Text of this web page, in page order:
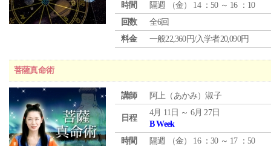
時間
隔週 （金） 14 ：50 ～ 16 ：10
回数
全6回
料金
一般22,360円/入学者20,090円
菩薩真命術
講師 阿上（あかみ）淑子
日程
4月 11日 ～ 6月 27日
B Week
時間
隔週 （金） 16 ：30 ～ 17 ：50